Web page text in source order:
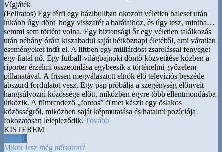
Vígjáték
(Feliratos) Egy férfi egy házibuliban okozott véletlen baleset után
inkább úgy dönt, hogy visszatér a barátaihoz, és úgy tesz, mintha…
semmi sem történt volna. Egy biztonsági őr egy véletlen találkozás
után néhány órára kiszabadul saját hétköznapi életéből, ami váratlan
eseményeket indít el. A liftben egy milliárdost zsarolással fenyeget
egy fiatal nő. Egy futball-világbajnoki döntő közvetítése közben a
riporter érzelmi összeomlása egybeesik a történelmi győzelem
pillanatával. A frissen megválasztott elnök élő televíziós beszéde
abszurd fordulatot vesz. Egy pap próbálja a szegénység előnyeit
hangsúlyozni közössége előtt, miközben egyre több ellentmondásba
ütközik. A filmrendező „fontos” filmet készít egy őslakos
közösségről, miközben saját képmutatása és hatalmi pozíciója
fokozatosan lelepleződik. Tovább
KISTEREM
F
Mikor lesz még műsoron?